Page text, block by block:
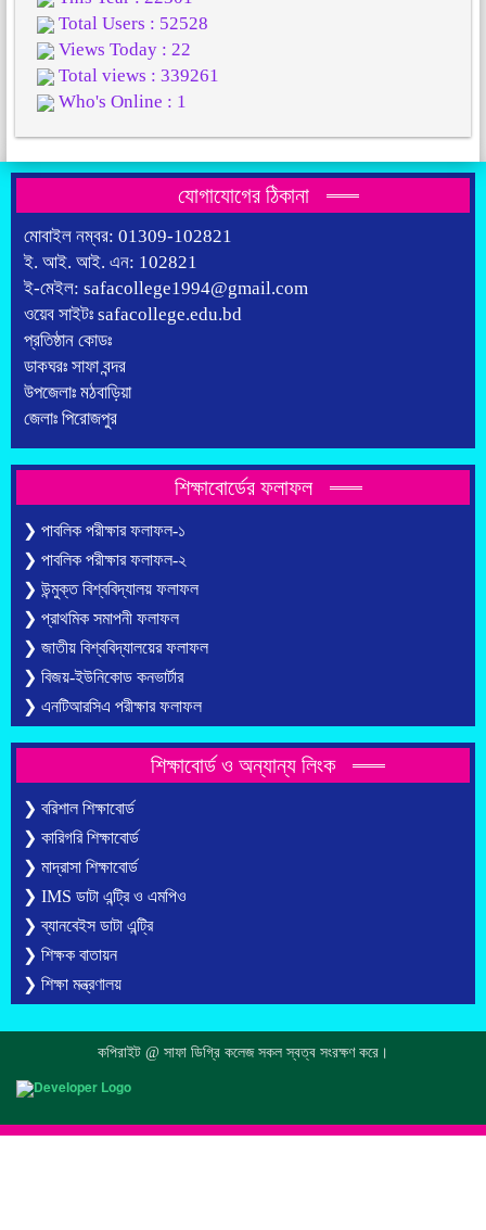
Total Users : 52528
Views Today : 22
Total views : 339261
Who's Online : 1
যোগাযোগের ঠিকানা
মোবাইল নম্বর: 01309-102821
ই. আই. আই. এন: 102821
ই-মেইল: safacollege1994@gmail.com
ওয়েব সাইটঃ safacollege.edu.bd
প্রতিষ্ঠান কোডঃ
ডাকঘরঃ সাফা বন্দর
উপজেলাঃ মঠবাড়িয়া
জেলাঃ পিরোজপুর
শিক্ষাবোর্ডের ফলাফল
❯ পাবলিক পরীক্ষার ফলাফল-১
❯ পাবলিক পরীক্ষার ফলাফল-২
❯ উন্মুক্ত বিশ্ববিদ্যালয় ফলাফল
❯ প্রাথমিক সমাপনী ফলাফল
❯ জাতীয় বিশ্ববিদ্যালয়ের ফলাফল
❯ বিজয়-ইউনিকোড কনভার্টার
❯ এনটিআরসিএ পরীক্ষার ফলাফল
শিক্ষাবোর্ড ও অন্যান্য লিংক
❯ বরিশাল শিক্ষাবোর্ড
❯ কারিগরি শিক্ষাবোর্ড
❯ মাদ্রাসা শিক্ষাবোর্ড
❯ IMS ডাটা এন্ট্রি ও এমপিও
❯ ব্যানবেইস ডাটা এন্ট্রি
❯ শিক্ষক বাতায়ন
❯ শিক্ষা মন্ত্রণালয়
কপিরাইট @ সাফা ডিগ্রি কলেজ সকল স্বত্ব সংরক্ষণ করে।